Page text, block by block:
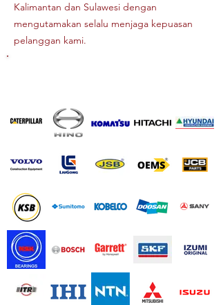
Kalimantan dan Sulawesi dengan
mengutamakan selalu menjaga kepuasan
pelanggan kami.